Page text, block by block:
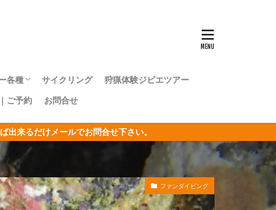
各種
キングツアー
キングツアー
トレッキングツアー
リジナルジオツアー
サイクリング
狩猟体験ジビエツアー
ご予約 お問合せ
るだけメールでお問合せ下さい。
ファンダイビング
ボシイソギンチャク
サン
リジナルジオツアー
ガクアジサイ
タクチイワシ
エビ